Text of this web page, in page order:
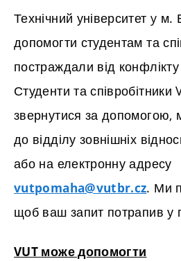
Технічний університет y м.
допомогти студентам та
постраждали від конфлікту
Студенти та співробітники
звернутися за допомогою,
до відділу зовнішніх
або на електронну адресу
vutpomaha@vutbr.cz. Ми
щоб ваш запит потрапив у
VUT може допомогти